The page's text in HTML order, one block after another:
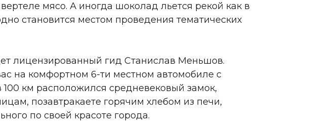
мясо. А иногда шоколад льется рекой как в
становится местом проведения тематических
лицензированный гид Станислав Меньшов.
на комфортном 6-ти местном автомобиле с
км расположился средневековый замок,
позавтракаете горячим хлебом из печи,
по своей красоте города.